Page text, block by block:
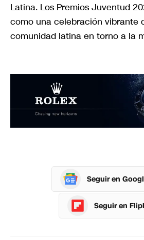
Latina. Los Premios Juventud
como una celebración vibrante
comunidad latina en torno a la
Seguir en
Seguir en